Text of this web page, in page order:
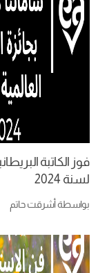
فوز الكاتبة
لسنة 2024
بواسطةأشرقت حاتم